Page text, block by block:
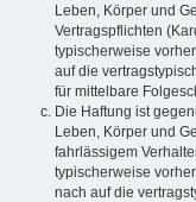
Leben, Körper und
Vertragspflichten
typischerweise
auf die
für mittelbare
Die Haftung ist
Leben, Körper und
fahrlässigem
typischerweise
nach auf die